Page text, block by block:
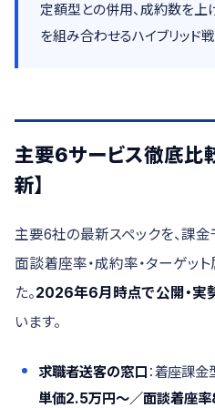
定額型との併用、成約数を
を組み合わせるハイブリッド
主要6サービス徹底比
新】
主要6社の最新スペックを、課金
面談着座率・成約率・ターゲッ
た。2026年6月時点で公開・実
います。
求職者送客の窓口 ：着座課金
単価2.5万円〜／面談着座